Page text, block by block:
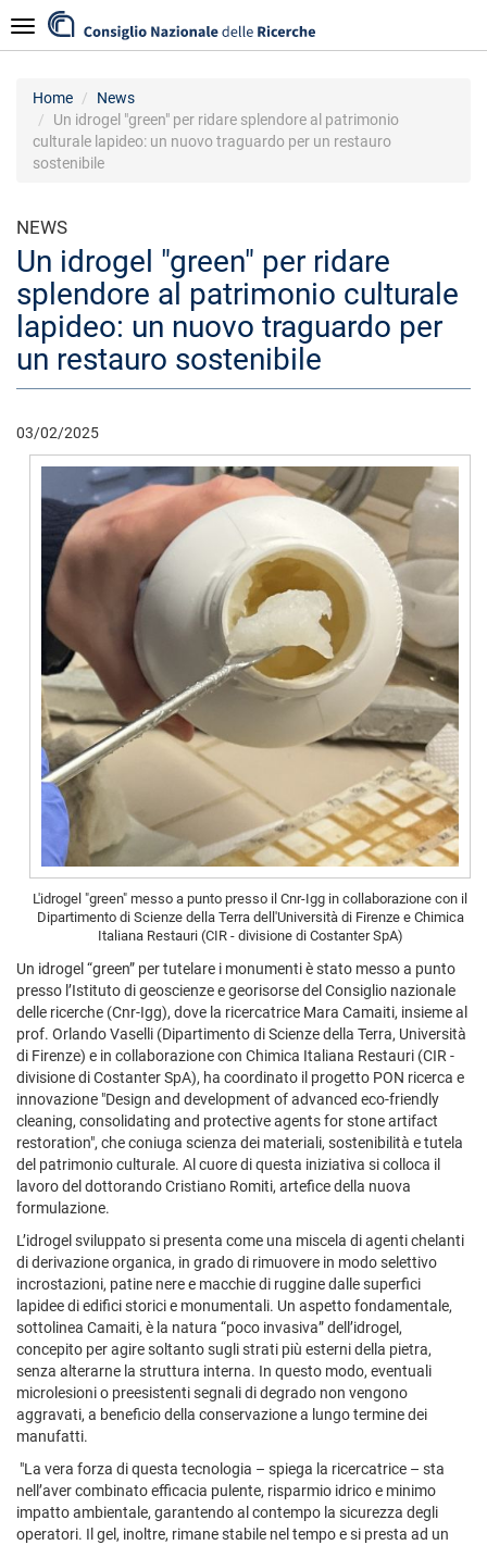
al
contenuto
Navigazione
Home
News
Un idrogel "green" per ridare splendore al patrimonio
culturale lapideo: un nuovo traguardo per un restauro
sostenibile
NEWS
Un idrogel "green" per ridare
splendore al patrimonio culturale
lapideo: un nuovo traguardo per
un restauro sostenibile
03/02/2025
L'idrogel "green" messo a punto presso il Cnr-Igg in collaborazione con il
Dipartimento di Scienze della Terra dell'Università di Firenze e Chimica
Italiana Restauri (CIR - divisione di Costanter SpA)
Un idrogel “green” per tutelare i monumenti è stato messo a punto
presso l’Istituto di geoscienze e georisorse del Consiglio nazionale
delle ricerche (Cnr-Igg), dove la ricercatrice Mara Camaiti, insieme al
prof. Orlando Vaselli (Dipartimento di Scienze della Terra, Università
di Firenze) e in collaborazione con Chimica Italiana Restauri (CIR -
divisione di Costanter SpA), ha coordinato il progetto PON ricerca e
innovazione "Design and development of advanced eco-friendly
cleaning, consolidating and protective agents for stone artifact
restoration", che coniuga scienza dei materiali, sostenibilità e tutela
del patrimonio culturale. Al cuore di questa iniziativa si colloca il
lavoro del dottorando Cristiano Romiti, artefice della nuova
formulazione.
L’idrogel sviluppato si presenta come una miscela di agenti chelanti
di derivazione organica, in grado di rimuovere in modo selettivo
incrostazioni, patine nere e macchie di ruggine dalle superfici
lapidee di edifici storici e monumentali. Un aspetto fondamentale,
sottolinea Camaiti, è la natura “poco invasiva” dell’idrogel,
concepito per agire soltanto sugli strati più esterni della pietra,
senza alterarne la struttura interna. In questo modo, eventuali
microlesioni o preesistenti segnali di degrado non vengono
aggravati, a beneficio della conservazione a lungo termine dei
manufatti.
"La vera forza di questa tecnologia – spiega la ricercatrice – sta
nell’aver combinato efficacia pulente, risparmio idrico e minimo
impatto ambientale, garantendo al contempo la sicurezza degli
operatori. Il gel, inoltre, rimane stabile nel tempo e si presta ad un